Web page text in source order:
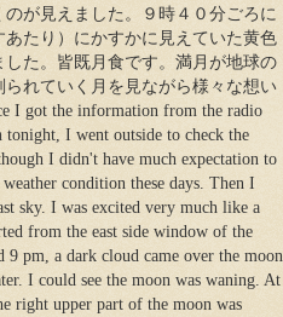
が見えました。９時４０分ごろに
たり）にかすかに見えていた黄色
た。皆既月食です。満月が地球の
れていく月を見ながら様々な想い
I got the information from the radio
I went outside to check the
I didn't have much expectation to
condition these days. Then I
sky. I was excited very much like a
from the east side window of the
pm, a dark cloud came over the moon
I could see the moon was waning. At
right upper part of the moon was